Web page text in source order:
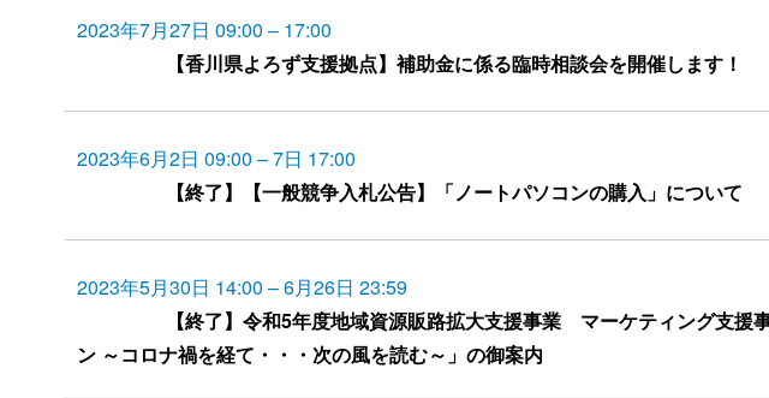
【香川県よろず支援拠点】補助金に係る臨時相談会を開催します！
2023年7月27日 09:00 – 17:00
【終了】【一般競争入札公告】「ノートパソコンの購入」について
2023年6月2日 09:00 –7日 17:00
【終了】令和5年度地域資源販路拡大支援事業 マーケティング支援
ン ～コロナ禍を経て・・・次の風を読む～」の御案内
2023年5月30日 14:00 –6月26日 23:59